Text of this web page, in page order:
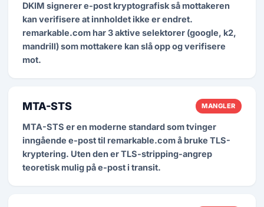
DKIM signerer e-post kryptografisk så mottakeren
kan verifisere at innholdet ikke er endret.
remarkable.com har 3 aktive selektorer (google, k2,
mandrill) som mottakere kan slå opp og verifisere
mot.
MTA-STS MANGLER
MTA-STS er en moderne standard som tvinger
inngående e-post til remarkable.com å bruke TLS-
kryptering. Uten den er TLS-stripping-angrep
teoretisk mulig på e-post i transit.